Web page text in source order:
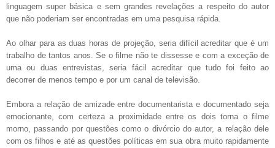
linguagem super básica e sem grandes revelações a respeito do autor
que não poderiam ser encontradas em uma pesquisa rápida.
Ao olhar para as duas horas de projeção, seria difícil acreditar que é um
trabalho de tantos anos. Se o filme não te dissesse e com a exceção de
uma ou duas entrevistas, seria fácil acreditar que tudo foi feito ao
decorrer de menos tempo e por um canal de televisão.
Embora a relação de amizade entre documentarista e documentado seja
emocionante, com certeza a proximidade entre os dois torna o filme
morno, passando por questões como o divórcio do autor, a relação dele
com os filhos e até as questões políticas em sua obra muito rapidamente